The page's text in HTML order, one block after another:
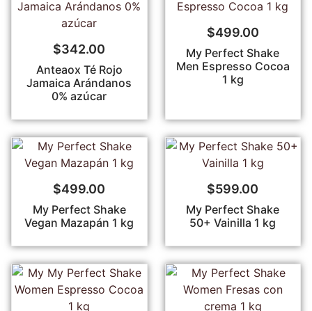
$342.00
Anteaox Té Rojo
Jamaica Arándanos
0% azúcar
$499.00
My Perfect Shake
Men Espresso Cocoa
1 kg
$499.00
My Perfect Shake
Vegan Mazapán 1 kg
$599.00
My Perfect Shake
50+ Vainilla 1 kg